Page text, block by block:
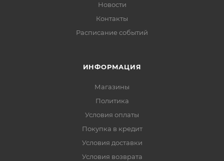
Новости
Контакты
Расписание событий
ИНФОРМАЦИЯ
Магазины
Политика
Условия оплаты
Покупка в кредит
Условия доставки
Условия возврата